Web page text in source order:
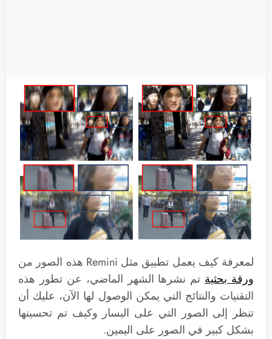
لمعرفة كيف يعمل تطبيق مثل Remini هذه الصور من
ورقة بحثيةتم نشرها الشهر الماضي، عن تطور هذه
التقنيات والنتائج التي يمكن الوصول لها الآن، عليك أن
تنظر إلى الصور التي على اليسار وكيف تم تحسينها
بشكل كبير في الصور على اليمين.